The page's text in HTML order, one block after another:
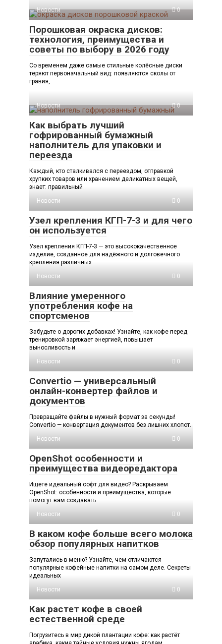
Новости 0
Порошковая окраска дисков:
технология, преимущества и
советы по выбору в 2026 году
Со временем даже самые стильные колёсные диски
теряют первоначальный вид: появляются сколы от
гравия,
Новости 0
Как выбрать лучший
гофрированный бумажный
наполнитель для упаковки и
переезда
Каждый, кто сталкивался с переездом, отправкой
хрупких товаров или хранением деликатных вещей,
знает: правильный
Новости
0
Узел крепления КГП-7-3 и для чего
он используется
Узел крепления КГП-7-3 — это высококачественное
изделие, созданное для надёжного и долговечного
крепления различных
Новости
0
Влияние умеренного
употребления кофе на
спортсменов
Забудьте о дорогих добавках! Узнайте, как кофе перед
тренировкой заряжает энергией, повышает
выносливость и
Новости
0
Convertio — универсальный
онлайн-конвертер файлов и
документов
Превращайте файлы в нужный формат за секунды!
Convertio — конвертация документов без лишних хлопот.
Новости
0
OpenShot особенности и
преимущества видеоредактора
Ищете идеальный софт для видео? Раскрываем
OpenShot: особенности и преимущества, которые
помогут вам создавать
Новости
0
В каком кофе больше всего молока
обзор популярных напитков
Запутались в меню? Узнайте, чем отличаются
популярные кофейные напитки на самом деле. Секреты
идеальных
Новости
0
Как растет кофе в своей
естественной среде
Погрузитесь в мир дикой плантации кофе: как растёт